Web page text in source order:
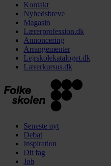
Kontakt
Nyhedsbreve
Magasin
Lærerprofession.dk
Annoncering
Arrangementer
Lejrskolekataloget.dk
Lærerkursus.dk
Seneste nyt
Debat
Inspiration
Dit fag
Job